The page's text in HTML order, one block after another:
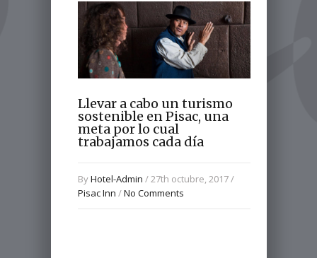
Llevar a cabo un turismo
sostenible en Pisac, una
meta por lo cual
trabajamos cada día
ByHotel-Admin / 27th octubre, 2017 /
Pisac Inn /No Comments